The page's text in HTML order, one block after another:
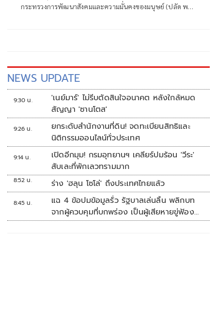
กระทรวงการพัฒนาสังคมและความมั่นคงของมนุษย์ (ปลัด พม.)
ดำเนินงานอยู่
NEWS UPDATE
9:30 น.
'เนย์มาร์' ไม่รีบตัดสินใจอนาคต หลังใกล้หมด
สัญญา 'ซานโตส'
9:26 น.
ยกระดับสำนักงานที่ดิน! จดทะเบียนสิทธิและ
นิติกรรมออนไลน์ทั่วประเทศ
9:14 น.
เปิดอีกมุม! กรมอุทยานฯ เคลียร์ปมร้อน 'วีระ'
สับเละที่พักเลวทรามมาก
8:52 น. ร่าง 'ฮลุน โซโล่' ถึงประเทศไทยแล้ว
8:45 น.
แฉ 4 ข้อปมข้อมูลรั่ว รัฐบาลเล่นลิ้น พลิกบท
จากผู้ควบคุมที่บกพร่อง เป็นผู้เสียหายขู่ฟ้อง
คนเอาความจริงมาพูด